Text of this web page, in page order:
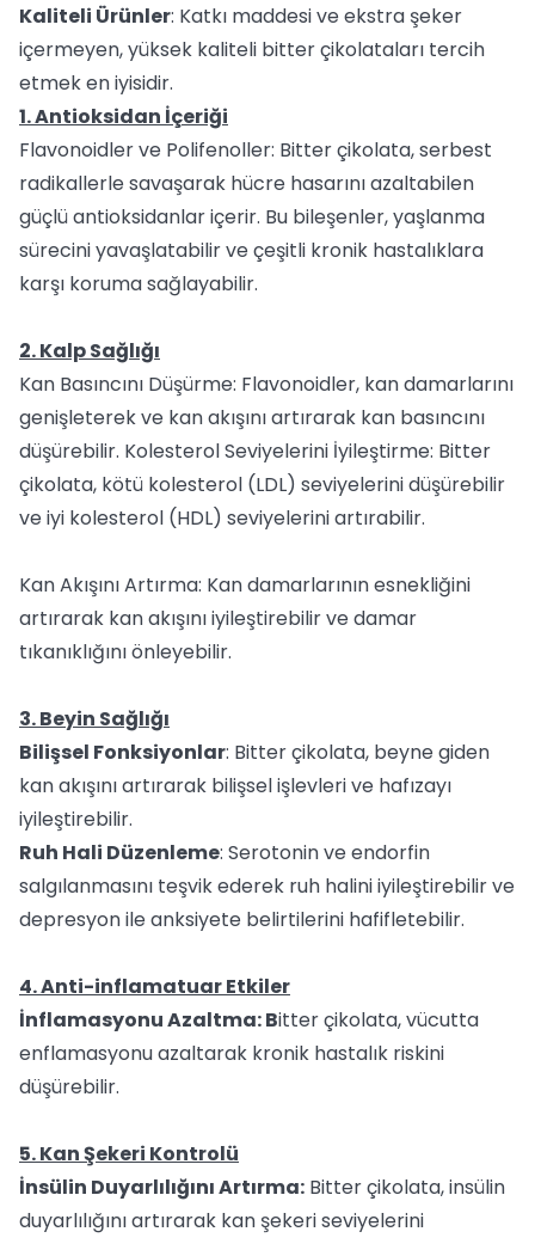
Kaliteli Ürünler: Katkı maddesi ve ekstra şeker
içermeyen, yüksek kaliteli bitter çikolataları tercih
etmek en iyisidir.
1. Antioksidan İçeriği
Flavonoidler ve Polifenoller: Bitter çikolata, serbest
radikallerle savaşarak hücre hasarını azaltabilen
güçlü antioksidanlar içerir. Bu bileşenler, yaşlanma
sürecini yavaşlatabilir ve çeşitli kronik hastalıklara
karşı koruma sağlayabilir.
2. Kalp Sağlığı
Kan Basıncını Düşürme: Flavonoidler, kan damarlarını
genişleterek ve kan akışını artırarak kan basıncını
düşürebilir. Kolesterol Seviyelerini İyileştirme: Bitter
çikolata, kötü kolesterol (LDL) seviyelerini düşürebilir
ve iyi kolesterol (HDL) seviyelerini artırabilir.
Kan Akışını Artırma: Kan damarlarının esnekliğini
artırarak kan akışını iyileştirebilir ve damar
tıkanıklığını önleyebilir.
3. Beyin Sağlığı
Bilişsel Fonksiyonlar: Bitter çikolata, beyne giden
kan akışını artırarak bilişsel işlevleri ve hafızayı
iyileştirebilir.
Ruh Hali Düzenleme: Serotonin ve endorfin
salgılanmasını teşvik ederek ruh halini iyileştirebilir ve
depresyon ile anksiyete belirtilerini hafifletebilir.
4. Anti-inflamatuar Etkiler
İnflamasyonu Azaltma: Bitter çikolata, vücutta
enflamasyonu azaltarak kronik hastalık riskini
düşürebilir.
5. Kan Şekeri Kontrolü
İnsülin Duyarlılığını Artırma: Bitter çikolata, insülin
duyarlılığını artırarak kan şekeri seviyelerini